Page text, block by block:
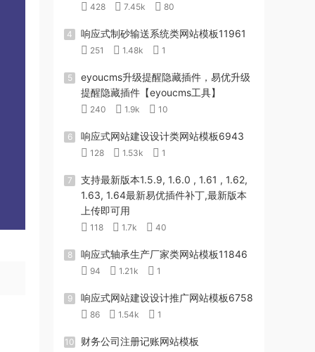
428 7.45k 80
4 响应式制砂输送系统类网站模板11961
251 1.48k 1
5
eyoucms升级提醒隐藏插件，易优升级
提醒隐藏插件【eyoucms工具】
240 1.9k 10
6 响应式网站建设设计类网站模板6943
128 1.53k 1
7
支持最新版本1.5.9, 1.6.0 , 1.61 , 1.62,
1.63, 1.64最新易优插件补丁,最新版本
上传即可用
118 1.7k 40
8 响应式轴承生产厂家类网站模板11846
94 1.21k 1
9 响应式网站建设设计推广网站模板6758
86 1.54k 1
10 财务公司注册记账网站模板